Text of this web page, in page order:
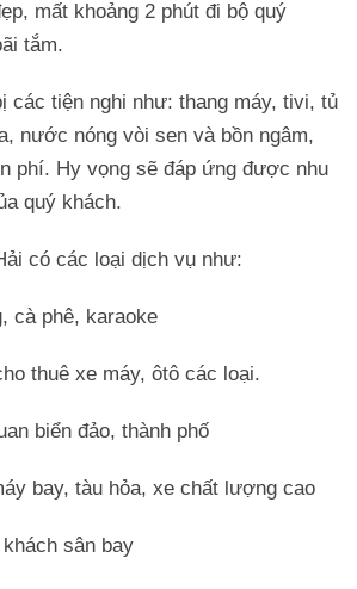
mất khoảng 2 phút đi bộ quý
tắm.
các tiện nghi như: thang máy, tivi, tủ
nước nóng vòi sen và bồn ngâm,
phí. Hy vọng sẽ đáp ứng được nhu
quý khách.
có các loại dịch vụ như:
cà phê, karaoke
thuê xe máy, ôtô các loại.
biển đảo, thành phố
bay, tàu hỏa, xe chất lượng cao
sân bay